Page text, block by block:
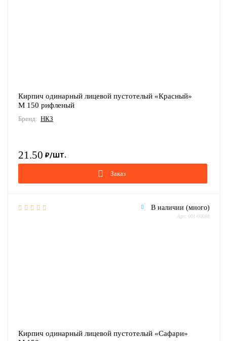
Кирпич одинарный лицевой пустотелый «Красный»
М 150 рифленый
Бренд: НКЗ
21.50
Заказ
Кирпич одинарный лицевой пустотелый «Сафари»
В наличии (много)
Арт: 001-00088